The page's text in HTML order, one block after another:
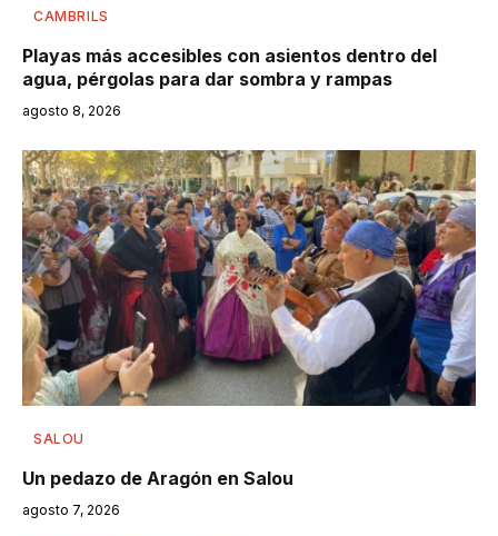
CAMBRILS
Playas más accesibles con asientos dentro del
agua, pérgolas para dar sombra y rampas
agosto 8, 2026
SALOU
Un pedazo de Aragón en Salou
agosto 7, 2026